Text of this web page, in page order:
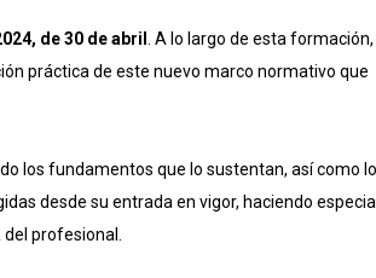
de 30 de abril
. A lo largo de esta formación,
práctica de este nuevo marco normativo que
los fundamentos que lo sustentan, así como
desde su entrada en vigor, haciendo especial
profesional.